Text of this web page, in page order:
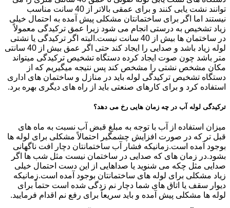
توانند نشت یابی کنند و برای عمقی بالاتر از 40 سانت مناسب
نیستند اما اگر برای ساختمانتان مشکلی پیش آمده به احتمال خیلی
زیاد تشخیص به درستی انجام می شود زیرا عمق ترکیدگی معمولاً
در ساختمان ها بیش از 40 سانت نیست.البته اگر ترکیدگی یا نشتی
لوله زیاد باشد و صدایی را ایجاد کند حتی اگر عمق بیش از 40 سانتی
متر باشد چون صوت ایجاد کرده دستگاه تشخیص ترکیدگی میتواند
مکان مشخص نشتی را مشخص کند پس نتیجه میگیریم که از
دستگاه تشخیص ترکیدگی لوله باید در منازل و ساختمان های اداری
استفاده کرد و برای کارهای صنعتی باید از راه های دیگری بهره برد.
ترکیدگی لوله آب در چه زمان هایی رخ می دهد؟
میزان استفاده از آب با توجه به مبلغ قبض آب نسبت به ماه های
قبل تر که در صورت افزایش چشمگیر احتمالاً مشکلی برای لوله ها
بوجود آمده است.زمانیکه فشار آب ساختمانتان دچار افت ناگهانی
بشود.در زمان های که صدایی در ساختمان نیست مثل شب ها اگر
صدایی مثل چکه می شنوید یا صداهایی از این دست احتمال خیلی
زیاد مشکلی برای لوله های ساختمانتان بوجود آمده است.زمانیکه
دیوار سقف یا اتاق های شما دچار نم زدگی شده است حتماً برای
لوله ها مشکلی پیش آمده و باید سریعاً برای رفع نم اقدام فرمایید.